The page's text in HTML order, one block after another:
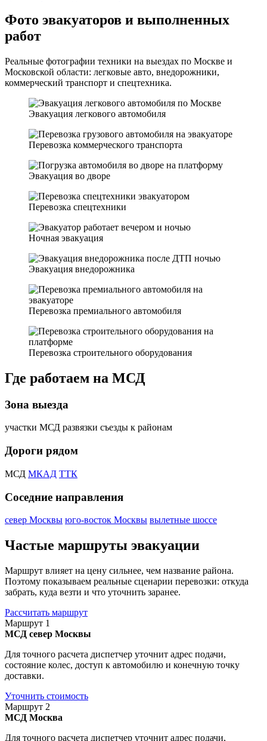
Фото эвакуаторов и выполненных
работ
Реальные фотографии техники на выездах по Москве и
Московской области: легковые авто, внедорожники,
коммерческий транспорт и спецтехника.
Эвакуация легкового автомобиля
Перевозка коммерческого транспорта
Эвакуация во дворе
Перевозка спецтехники
Ночная эвакуация
Эвакуация внедорожника
Перевозка премиального автомобиля
Перевозка строительного оборудования
Где работаем на МСД
Зона выезда
участки МСД развязки съезды к районам
Дороги рядом
МСД МКАД ТТК
Соседние направления
север Москвы юго-восток Москвы вылетные шоссе
Частые маршруты эвакуации
Маршрут влияет на цену сильнее, чем название района.
Поэтому показываем реальные сценарии перевозки: откуда
забрать, куда везти и что уточнить заранее.
Рассчитать маршрут
Маршрут 1
МСД север Москвы
Для точного расчета диспетчер уточнит адрес подачи,
состояние колес, доступ к автомобилю и конечную точку
доставки.
Уточнить стоимость
Маршрут 2
МСД Москва
Для точного расчета диспетчер уточнит адрес подачи,